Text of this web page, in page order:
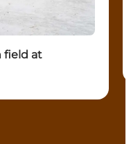
field at